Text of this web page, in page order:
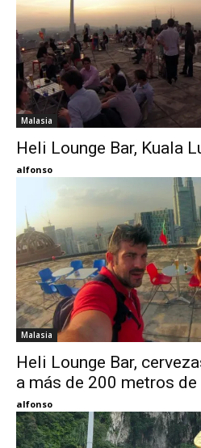
My
Malasia
Heli Lounge Bar, Kuala
alfonso
Malasia
Heli Lounge Bar,
a más de 200 metros
alfonso